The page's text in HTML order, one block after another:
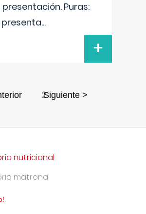
Puras:
presenta...
+
2Siguiente >
nutricional
matrona